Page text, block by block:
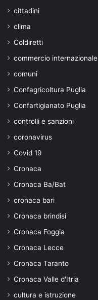
cittadini
clima
Coldiretti
commercio internazionale
comuni
Confagricoltura Puglia
Confartigianato Puglia
controlli e sanzioni
coronavirus
Covid 19
Cronaca
Cronaca Ba/Bat
cronaca bari
Cronaca brindisi
Cronaca Foggia
Cronaca Lecce
Cronaca Taranto
Cronaca Valle d'Itria
cultura e istruzione